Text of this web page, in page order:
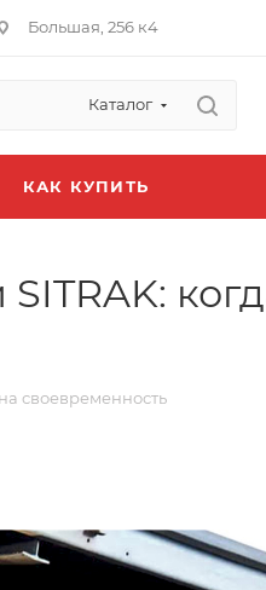
Большая, 256 к4
Каталог
КАК КУПИТЬ
своевременность